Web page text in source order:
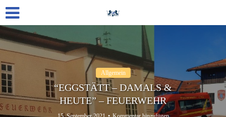
Allgemein
“EGGSTÄTT – DAMALS &
HEUTE” – FEUERWEHR